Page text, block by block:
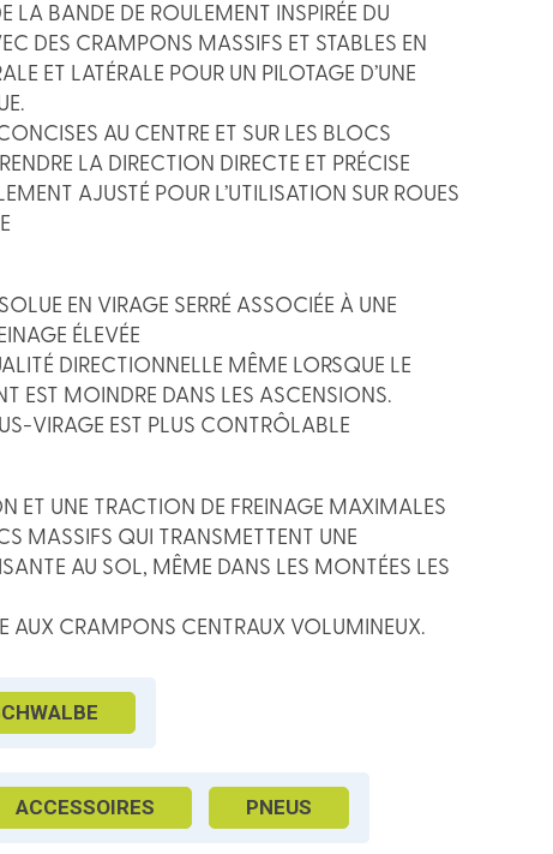
LA BANDE DE ROULEMENT INSPIRÉE DU
DES CRAMPONS MASSIFS ET STABLES EN
ET LATÉRALE POUR UN PILOTAGE D’UNE
AU CENTRE ET SUR LES BLOCS
LA DIRECTION DIRECTE ET PRÉCISE
AJUSTÉ POUR L’UTILISATION SUR ROUES
EN VIRAGE SERRÉ ASSOCIÉE À UNE
ÉLEVÉE
DIRECTIONNELLE MÊME LORSQUE LE
EST MOINDRE DANS LES ASCENSIONS.
VIRAGE EST PLUS CONTRÔLABLE
ET UNE TRACTION DE FREINAGE MAXIMALES
MASSIFS QUI TRANSMETTENT UNE
AU SOL, MÊME DANS LES MONTÉES LES
AUX CRAMPONS CENTRAUX VOLUMINEUX.
ACCESSOIRES PNEUS